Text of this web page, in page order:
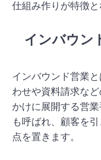
仕組み作りが特徴と
インバウン
インバウンド営業
わせや資料請求な
かけに展開する営
も呼ばれ、顧客を
点を置きます。